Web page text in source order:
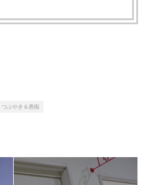
つぶやき＆愚痴